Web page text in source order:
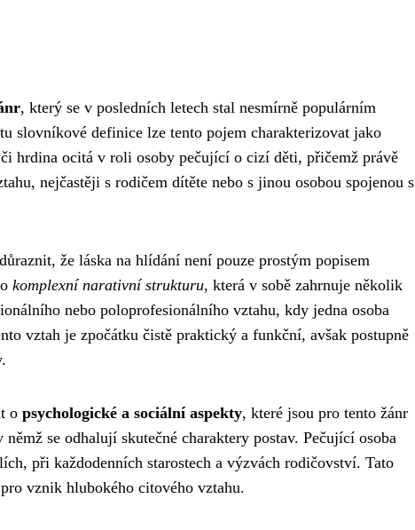
, který se v posledních letech stal nesmírně populárním
slovníkové definice lze tento pojem charakterizovat jako
hrdina ocitá v roli osoby pečující o cizí děti, přičemž právě
nejčastěji s rodičem dítěte nebo s jinou osobou spojenou s
že láska na hlídání není pouze prostým popisem
komplexní narativní strukturu, která v sobě zahrnuje několik
nebo poloprofesionálního vztahu, kdy jedna osoba
vztah je zpočátku čistě praktický a funkční, avšak postupně
o psychologické a sociální aspekty, které jsou pro tento žánr
se odhalují skutečné charaktery postav. Pečující osoba
při každodenních starostech a výzvách rodičovství. Tato
vznik hlubokého citového vztahu.